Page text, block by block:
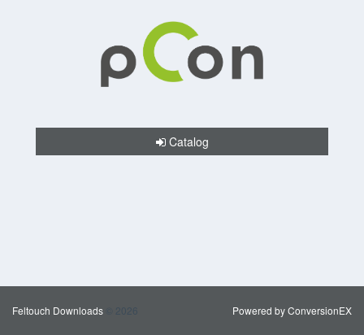
Catalog
Feltouch Downloads © 2026 Powered by ConversionEX